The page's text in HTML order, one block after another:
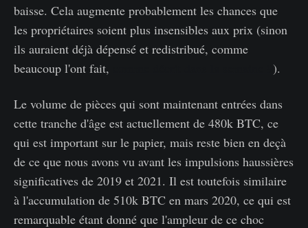
baisse. Cela augmente probablement les chances que
les propriétaires soient plus insensibles aux prix (sinon
ils auraient déjà dépensé et redistribué, comme
beaucoup l'ont fait,
).
Le volume de pièces qui sont maintenant entrées dans
cette tranche d'âge est actuellement de 480k BTC, ce
qui est important sur le papier, mais reste bien en deçà
de ce que nous avons vu avant les impulsions haussières
significatives de 2019 et 2021. Il est toutefois similaire
à l'accumulation de 510k BTC en mars 2020, ce qui est
remarquable étant donné que l'ampleur de ce choc